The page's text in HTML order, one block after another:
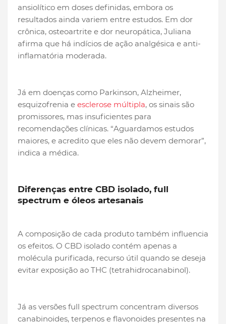
ansiolítico em doses definidas, embora os
resultados ainda variem entre estudos. Em dor
crônica, osteoartrite e dor neuropática, Juliana
afirma que há indícios de ação analgésica e anti-
inflamatória moderada.
Já em doenças como Parkinson, Alzheimer,
esquizofrenia e esclerose múltipla, os sinais são
promissores, mas insuficientes para
recomendações clínicas. “Aguardamos estudos
maiores, e acredito que eles não devem demorar”,
indica a médica.
Diferenças entre CBD isolado, full
spectrum e óleos artesanais
A composição de cada produto também influencia
os efeitos. O CBD isolado contém apenas a
molécula purificada, recurso útil quando se deseja
evitar exposição ao THC (tetrahidrocanabinol).
Já as versões full spectrum concentram diversos
canabinoides, terpenos e flavonoides presentes na